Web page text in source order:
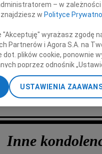
naszego wieloletniego Kolegi,
i Przyjaciela
Władze uczelni wraz ze
WSB Merito we
Inne
– w
w Polityce
"Akceptuję" wyrażasz zgodę
Partnerów i Agora S.A. na
dot. plików cookie, ponownie
poprzez odnośnik
Zmiana
i Agora S.A.
geolokalizacyjnych.
na urządzeniu lub
i ulepszanie usług.Lista
USTAWIENIA